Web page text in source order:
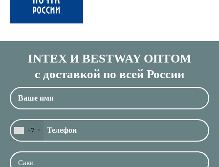
INTEX И BESTWAY ОПТОМ
с доставкой по всей России
+7